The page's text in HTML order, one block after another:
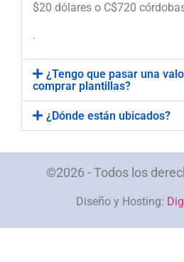
$20 dólares o C$720
.
¿Tengo que pasar una
comprar plantillas?
¿Dónde están ubicados?
©2026 - Todos los
Diseño y Hosting: